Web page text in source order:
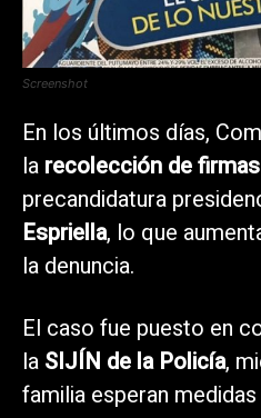
Screenshot
En los últimos días,
la recolección de firmas
precandidatura
Espriella, lo que
la denuncia.
El caso fue puesto en
la SIJÍN de la Policía,
familia esperan